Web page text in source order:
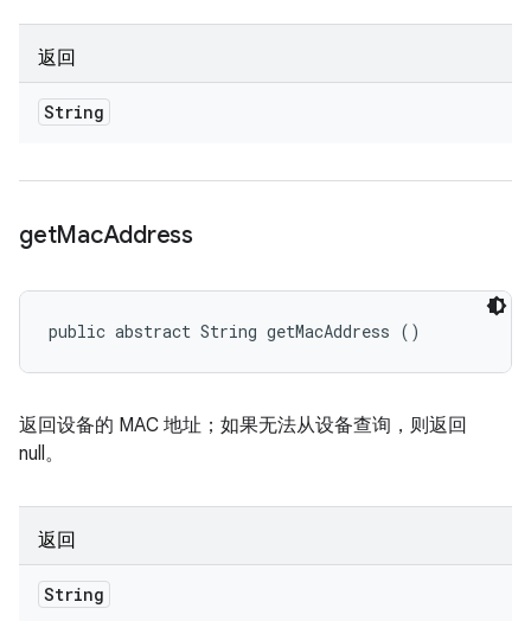
返回
String
getMacAddress
public abstract String getMacAddress ()
返回设备的 MAC 地址；如果无法从设备查询，则返回
null。
返回
String